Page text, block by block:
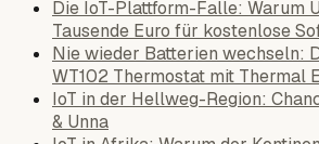
Die IoT-Plattform-Falle: Warum
Tausende Euro für kostenlose
Nie wieder Batterien wechseln:
WT102 Thermostat mit Thermal
IoT in der Hellweg-Region:
& Unna